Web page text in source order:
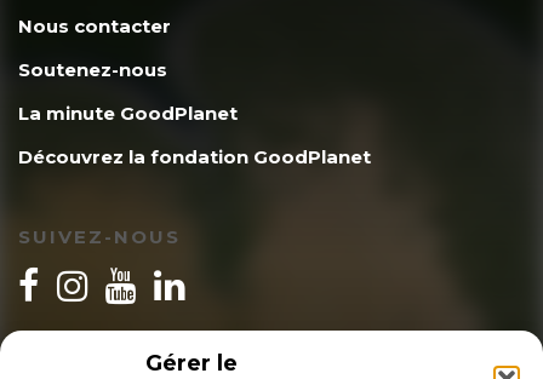
Gérer le
Nous contacter
Soutenez-nous
La minute GoodPlanet
Découvrez la fondation GoodPlanet
SUIVEZ-NOUS
INSCRIPTION NEWSLETTER